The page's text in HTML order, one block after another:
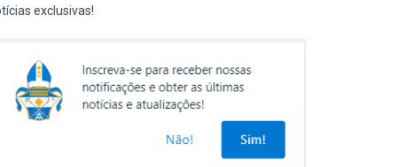
exclusivas!